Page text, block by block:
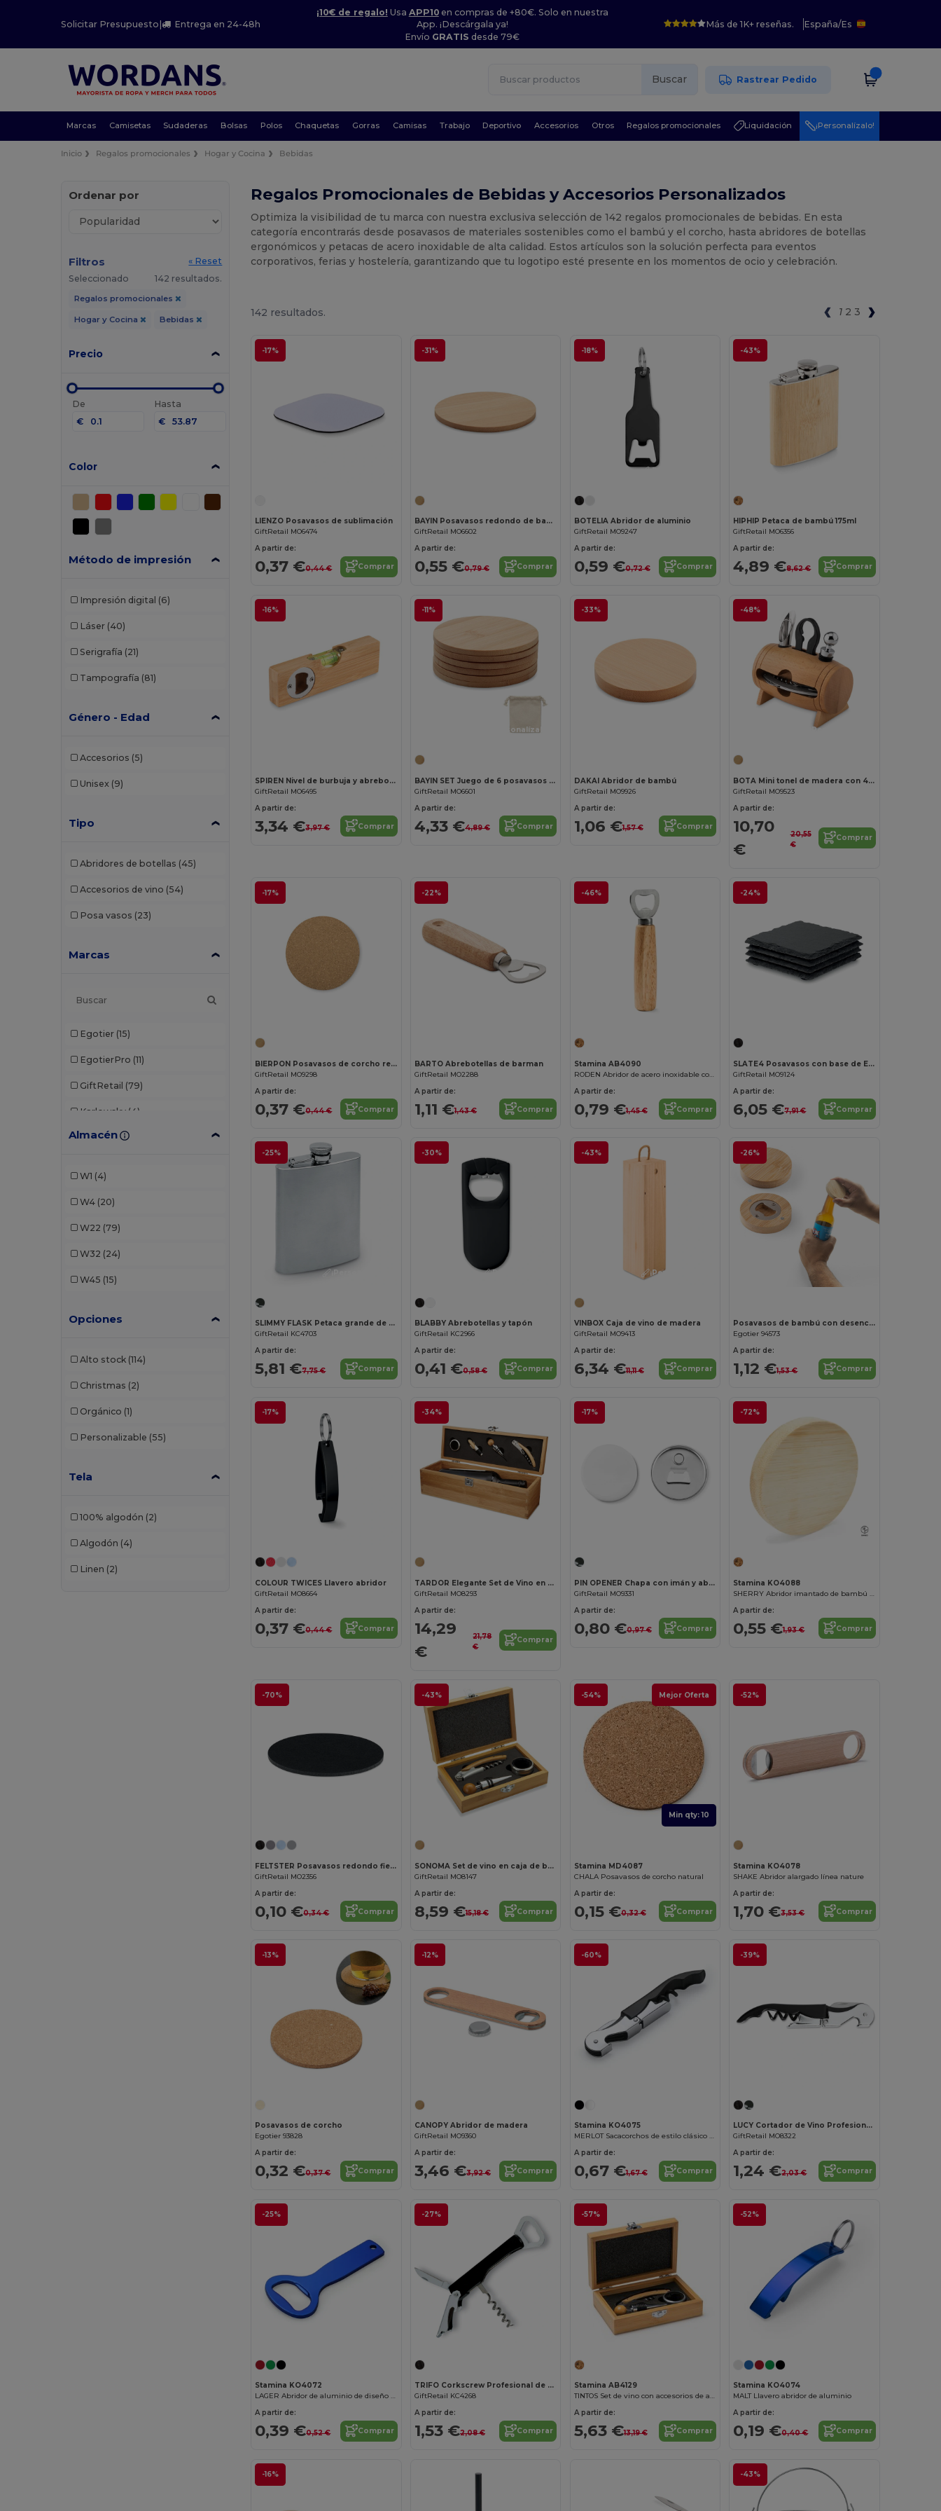
Solicitar Presupuesto | Entrega en 24-48h
¡10€ de regalo! Usa APP10en compras de +80€. Solo en nuestra
App. ¡Descárgala ya!
Envío GRATIS desde 79€
Más de 1K+ reseñas. España/Es
Buscar Rastrear Pedido
Marcas Camisetas Sudaderas Bolsas Polos Chaquetas Gorras Camisas Trabajo Deportivo Accesorios Otros Regalos promocionales Liquidación ¡Personalízalo!
Inicio Regalos promocionales Hogar y Cocina Bebidas
Ordenar por
Filtros
« Reset
Seleccionado
142 resultados.
Regalos promocionales
Hogar y Cocina Bebidas
Precio
De
€
Hasta
€
Color
Método de impresión
Impresión digital (6)
Láser (40)
Serigrafía (21)
Tampografía (81)
Género - Edad
Accesorios (5)
Unisex (9)
Tipo
Abridores de botellas (45)
Accesorios de vino (54)
Posa vasos (23)
Marcas
Egotier (15)
EgotierPro (11)
GiftRetail (79)
Karlowsky (4)
Seasons (13)
Almacén
W1 (4)
W4 (20)
W22 (79)
W32 (24)
W45 (15)
Opciones
Alto stock (114)
Christmas (2)
Orgánico (1)
Personalizable (55)
Tela
100% algodón (2)
Algodón (4)
Linen (2)
Regalos Promocionales de Bebidas y Accesorios Personalizados
Optimiza la visibilidad de tu marca con nuestra exclusiva selección de 142 regalos promocionales de bebidas. En esta
categoría encontrarás desde posavasos de materiales sostenibles como el bambú y el corcho, hasta abridores de botellas
ergonómicos y petacas de acero inoxidable de alta calidad. Estos artículos son la solución perfecta para eventos
corporativos, ferias y hostelería, garantizando que tu logotipo esté presente en los momentos de ocio y celebración.
142 resultados. 1 2 3
-17%
LIENZO Posavasos de sublimación
GiftRetail MO6474
A partir de:
0,37 €0,44 € Comprar
-31%
BAYIN Posavasos redondo de bambú
GiftRetail MO6602
A partir de:
0,55 €0,79 € Comprar
-18%
¡Personalízalo!
BOTELIA Abridor de aluminio
GiftRetail MO9247
A partir de:
0,59 €0,72 € Comprar
-43%
HIPHIP Petaca de bambú 175ml
GiftRetail MO6356
A partir de:
4,89 €8,62 € Comprar
-16%
SPIREN Nivel de burbuja y abrebotellas
GiftRetail MO6495
A partir de:
3,34 €3,97 € Comprar
-11%
¡Personalízalo!
BAYIN SET Juego de 6 posavasos de bambú
GiftRetail MO6601
A partir de:
4,33 €4,89 € Comprar
-33%
DAKAI Abridor de bambú
GiftRetail MO9926
A partir de:
1,06 €1,57 € Comprar
-48%
¡Personalízalo!
BOTA Mini tonel de madera con 4 accesorios para vino
GiftRetail MO9523
A partir de:
10,70
€
20,55
€
Comprar
-17%
BIERPON Posavasos de corcho redondo
GiftRetail MO9298
A partir de:
0,37 €0,44 € Comprar
-22%
BARTO Abrebotellas de barman
GiftRetail MO2288
A partir de:
1,11 €1,43 € Comprar
-46%
Stamina AB4090
RODEN Abridor de acero inoxidable con empuñadura de madera natural
A partir de:
0,79 €1,45 € Comprar
-24%
SLATE4 Posavasos con base de EVA
GiftRetail MO9124
A partir de:
6,05 €7,91 € Comprar
-25%
¡Personalízalo!
SLIMMY FLASK Petaca grande de acero inoxidable mate
GiftRetail KC4703
A partir de:
5,81 €7,75 € Comprar
-30%
¡Personalízalo!
BLABBY Abrebotellas y tapón
GiftRetail KC2966
A partir de:
0,41 €0,58 € Comprar
-43%
¡Personalízalo!
VINBOX Caja de vino de madera
GiftRetail MO9413
A partir de:
6,34 €11,11 € Comprar
-26%
Posavasos de bambú con desencapsulador
Egotier 94573
A partir de:
1,12 €1,53 € Comprar
-17%
COLOUR TWICES Llavero abridor
GiftRetail MO8664
A partir de:
0,37 €0,44 € Comprar
-34%
TARDOR Elegante Set de Vino en Caja de Bambú Natural
GiftRetail MO8293
A partir de:
14,29
€
21,78
€
Comprar
-17%
PIN OPENER Chapa con imán y abridor
GiftRetail MO9331
A partir de:
0,80 €0,97 € Comprar
-72%
Stamina KO4088
SHERRY Abridor imantado de bambú con función posavasos
A partir de:
0,55 €1,93 € Comprar
-70%
FELTSTER Posavasos redondo fieltro RPET
GiftRetail MO2356
A partir de:
0,10 €0,34 € Comprar
-43%
SONOMA Set de vino en caja de bambú
GiftRetail MO8147
A partir de:
8,59 €15,18 € Comprar
-54% Mejor Oferta
Min qty: 10
Stamina MD4087
CHALA Posavasos de corcho natural
A partir de:
0,15 €0,32 € Comprar
-52%
Stamina KO4078
SHAKE Abridor alargado línea nature
A partir de:
1,70 €3,53 € Comprar
-13%
Posavasos de corcho
Egotier 93828
A partir de:
0,32 €0,37 € Comprar
-12%
CANOPY Abridor de madera
GiftRetail MO9360
A partir de:
3,46 €3,92 € Comprar
-60%
Stamina KO4075
MERLOT Sacacorchos de estilo clásico en acero inoxidable con dos posiciones
A partir de:
0,67 €1,67 € Comprar
-39%
LUCY Cortador de Vino Profesional de Acero Inoxidable
GiftRetail MO8322
A partir de:
1,24 €2,03 € Comprar
-25%
Stamina KO4072
LAGER Abridor de aluminio de diseño clásico
A partir de:
0,39 €0,52 € Comprar
-27%
TRIFO Corkscrew Profesional de Acero Inoxidable para Camareros
GiftRetail KC4268
A partir de:
1,53 €2,08 € Comprar
-57%
Stamina AB4129
TINTOS Set de vino con accesorios de acero inoxidable y detalles en bambú
A partir de:
5,63 €13,19 € Comprar
-52%
Stamina KO4074
MALT Llavero abridor de aluminio
A partir de:
0,19 €0,40 € Comprar
-16% -43%